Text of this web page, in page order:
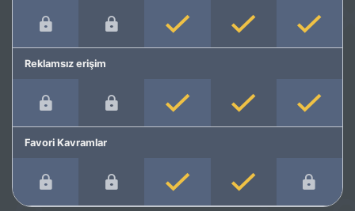
Reklamsız erişim
Favori Kavramlar